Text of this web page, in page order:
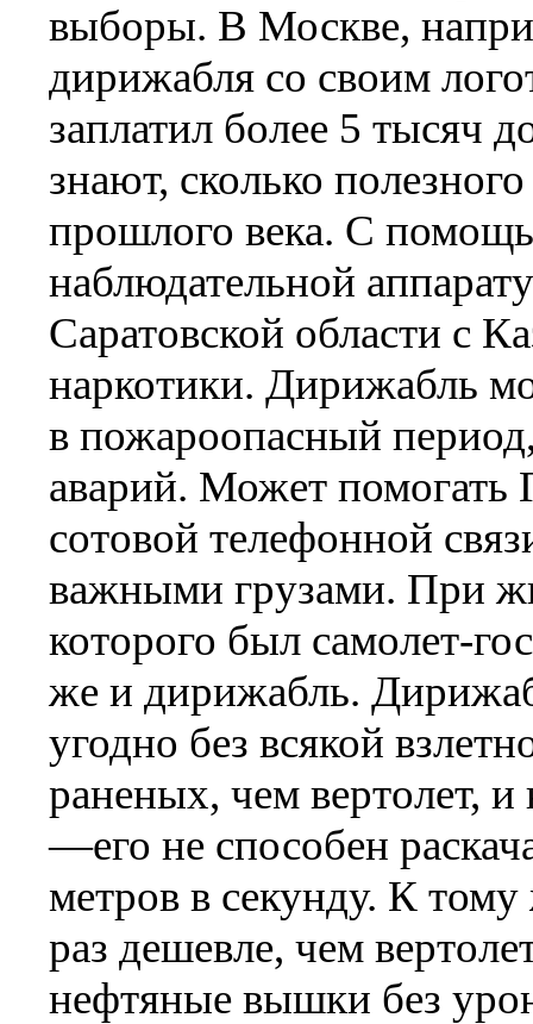
выборы. В Москве,
дирижабля со своим
заплатил более 5 тысяч
знают, сколько
прошлого века. С
наблюдательной
Саратовской области с
наркотики. Дирижабль
в пожароопасный
аварий. Может
сотовой телефонной
важными грузами. При
которого был самолет-
же и дирижабль.
угодно без всякой
раненых, чем вертолет, и
—его не способен
метров в секунду. К
раз дешевле, чем
нефтяные вышки без